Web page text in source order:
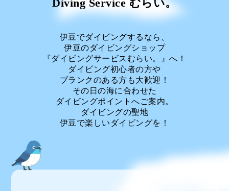
Diving Service むらい。
伊豆でダイビングするなら、
伊豆のダイビングショップ
『ダイビングサービスむらい。』へ！
ダイビング初心者の方や
ブランクのある方も大歓迎！
その日の海に合わせた
ダイビングポイントへご案内。
ダイビングの聖地
伊豆で楽しいダイビングを！